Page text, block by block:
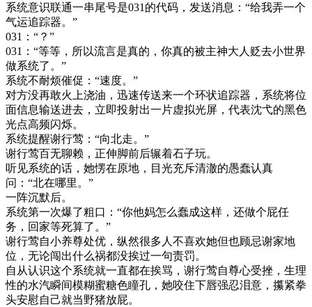
系统意识联通一串尾号是031的代码，发送消息：“给我弄一个
气运追踪器。”
031：“？”
031：“等等，所以流言是真的，你真的被主神大人贬去小世界
做系统了。”
系统不耐烦催促：“速度。”
对方没再敢火上浇油，迅速传送来一个环状追踪器，系统将位
面信息输送进去，立即投射出一片虚拟光屏，代表沈弋的黑色
光点高频闪烁。
系统提醒谢行莺：“向北走。”
谢行莺百无聊赖，正伸脚前后辗着石子玩。
听见系统的话，她愣在原地，目光充斥清澈的愚蠢认真
问：“北在哪里。”
一阵沉默后。
系统第一次爆了粗口：“你他妈怎么蠢成这样，还做个屁任
务，回家等死算了。”
谢行莺自小养尊处优，纵然很多人不喜欢她但也顾忌谢家地
位，无论闯出什么祸都没挨过一句责罚。
自从认识这个系统就一直都在挨骂，谢行莺自尊心受挫，生理
性的水汽瞬间模糊蜜糖色瞳孔，她咬住下唇强忍泪意，攥紧拳
头安慰自己就当野猪放屁。